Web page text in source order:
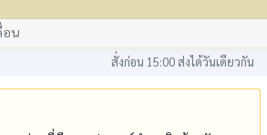
อน
สั่งก่อน 15:00 ส่งได้วันเดียวกัน